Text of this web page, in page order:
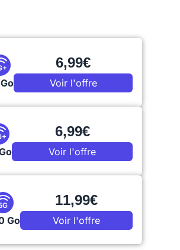
6,99€
Voir l'offre
6,99€
Voir l'offre
Go
11,99€
Voir l'offre